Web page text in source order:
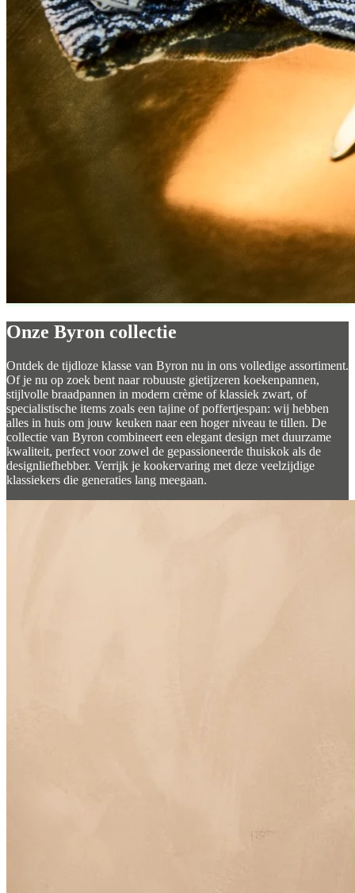
Onze Byron collectie
Ontdek de tijdloze klasse van Byron nu in ons volledige assortiment.
Of je nu op zoek bent naar robuuste gietijzeren koekenpannen,
stijlvolle braadpannen in modern crème of klassiek zwart, of
specialistische items zoals een tajine of poffertjespan: wij hebben
alles in huis om jouw keuken naar een hoger niveau te tillen. De
collectie van Byron combineert een elegant design met duurzame
kwaliteit, perfect voor zowel de gepassioneerde thuiskok als de
designliefhebber. Verrijk je kookervaring met deze veelzijdige
klassiekers die generaties lang meegaan.